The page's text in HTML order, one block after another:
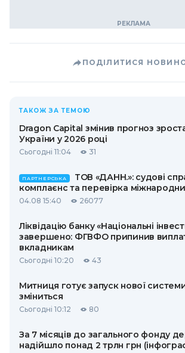
ПОДІЛИТИСЯ
ТАКОЖ ЗА ТЕМОЮ
Dragon Capital змінив прогноз
України у 2026 році
Сьогодні 11:04 31
ПАРТНЕРСЬКА
ТОВ «ДАНН.»: судові
комплаєнс та перевірка
04.08 15:40 26077
Ліквідацію банку «Національні
завершено: ФГВФО припинив
вкладникам
Сьогодні 10:20 43
Митниця готує запуск нової
зміниться
Сьогодні 10:12 80
За 7 місяців до загального фонду
надійшло понад 2 трлн грн